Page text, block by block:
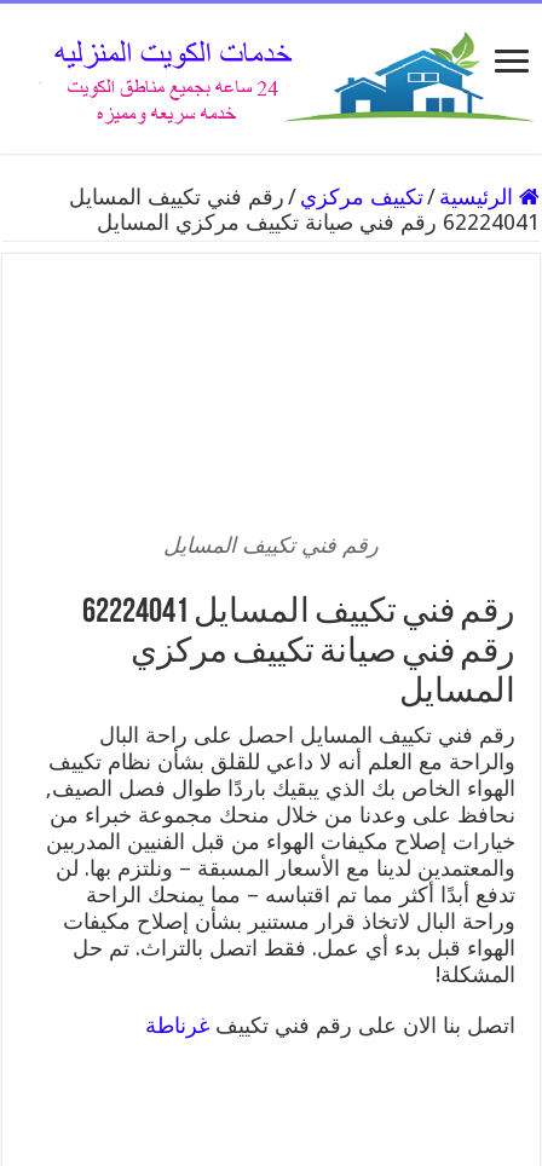
الرئيسية /تكييف مركزي /رقم فني تكييف المسايل
62224041 رقم فني صيانة تكييف مركزي المسايل
رقم فني تكييف المسايل
رقم فني تكييف المسايل 62224041
رقم فني صيانة تكييف مركزي
المسايل
رقم فني تكييف المسايل احصل على راحة البال
والراحة مع العلم أنه لا داعي للقلق بشأن نظام تكييف
الهواء الخاص بك الذي يبقيك باردًا طوال فصل الصيف,
نحافظ على وعدنا من خلال منحك مجموعة خبراء من
خيارات إصلاح مكيفات الهواء من قبل الفنيين المدربين
والمعتمدين لدينا مع الأسعار المسبقة – ونلتزم بها. لن
تدفع أبدًا أكثر مما تم اقتباسه – مما يمنحك الراحة
وراحة البال لاتخاذ قرار مستنير بشأن إصلاح مكيفات
الهواء قبل بدء أي عمل. فقط اتصل بالتراث. تم حل
المشكلة!
اتصل بنا الان على رقم فني تكييفغرناطة